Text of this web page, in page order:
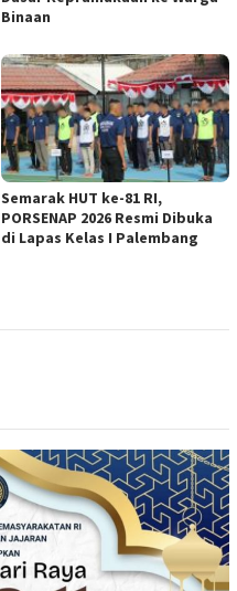
Binaan
Semarak HUT ke-81 RI,
PORSENAP 2026 Resmi Dibuka
di Lapas Kelas I Palembang